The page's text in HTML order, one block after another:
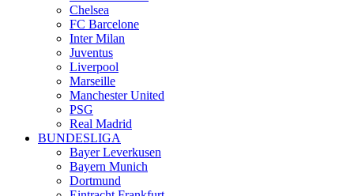
Chelsea
FC Barcelone
Inter Milan
Juventus
Liverpool
Marseille
Manchester United
PSG
Real Madrid
BUNDESLIGA
Bayer Leverkusen
Bayern Munich
Dortmund